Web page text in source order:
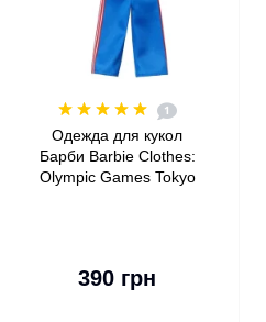
1
Одежда для кукол
Барби Barbie Clothes:
Olympic Games Tokyo
390 грн